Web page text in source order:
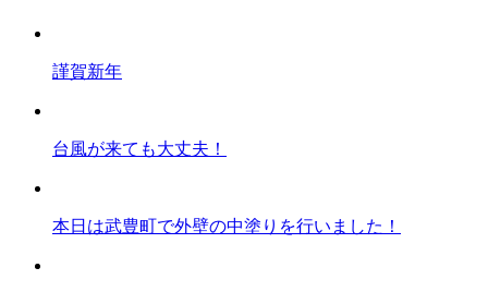
謹賀新年
台風が来ても大丈夫！
本日は武豊町で外壁の中塗りを行いました！